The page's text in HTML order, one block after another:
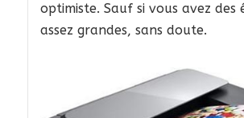
optimiste. Sauf si vous avez des
assez grandes, sans doute.